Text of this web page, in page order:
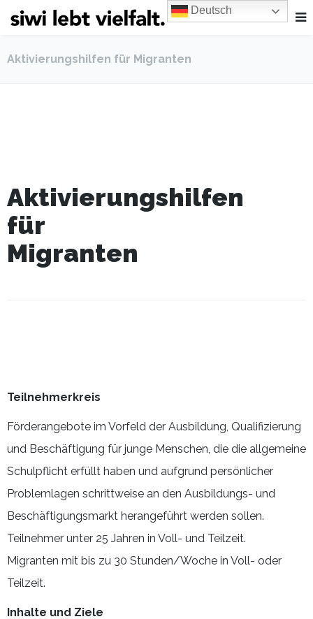
Aktivierungshilfen für Migranten
Aktivierungshilfen
für
Migranten
Teilnehmerkreis
Förderangebote im Vorfeld der Ausbildung, Qualifizierung
und Beschäftigung für junge Menschen, die die allgemeine
Schulpflicht erfüllt haben und aufgrund persönlicher
Problemlagen schrittweise an den Ausbildungs- und
Beschäftigungsmarkt herangeführt werden sollen.
Teilnehmer unter 25 Jahren in Voll- und Teilzeit.
Migranten mit bis zu 30 Stunden/Woche in Voll- oder
Teilzeit.
Inhalte und Ziele
Deutsch